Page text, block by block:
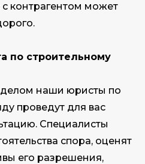
контрагентом может
по строительному
наши юристы по
проведут для вас
Специалисты
спора, оценят
его разрешения,